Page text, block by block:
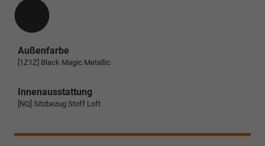
Außenfarbe
[1Z1Z] Black Magic Metallic
Innenausstattung
[NQ] Sitzbezug Stoff Loft